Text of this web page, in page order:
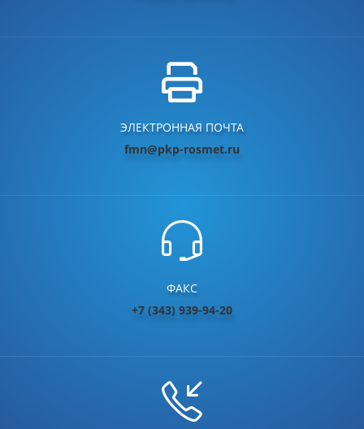
ЭЛЕКТРОННАЯ ПОЧТА
fmn@pkp-rosmet.ru
ФАКС
+7 (343) 939-94-20